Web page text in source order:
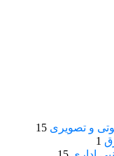
و تصویری 15
1